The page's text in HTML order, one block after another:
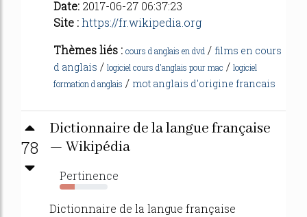
Date: 2017-06-27 06:37:23
Site :https://fr.wikipedia.org
Thèmes liés : cours d anglais en dvd / films en cours
d anglais / logiciel cours d'anglais pour mac / logiciel
formation d anglais / mot anglais d'origine francais
78
Dictionnaire de la langue française
— Wikipédia
Pertinence
31%
Dictionnaire de la langue française